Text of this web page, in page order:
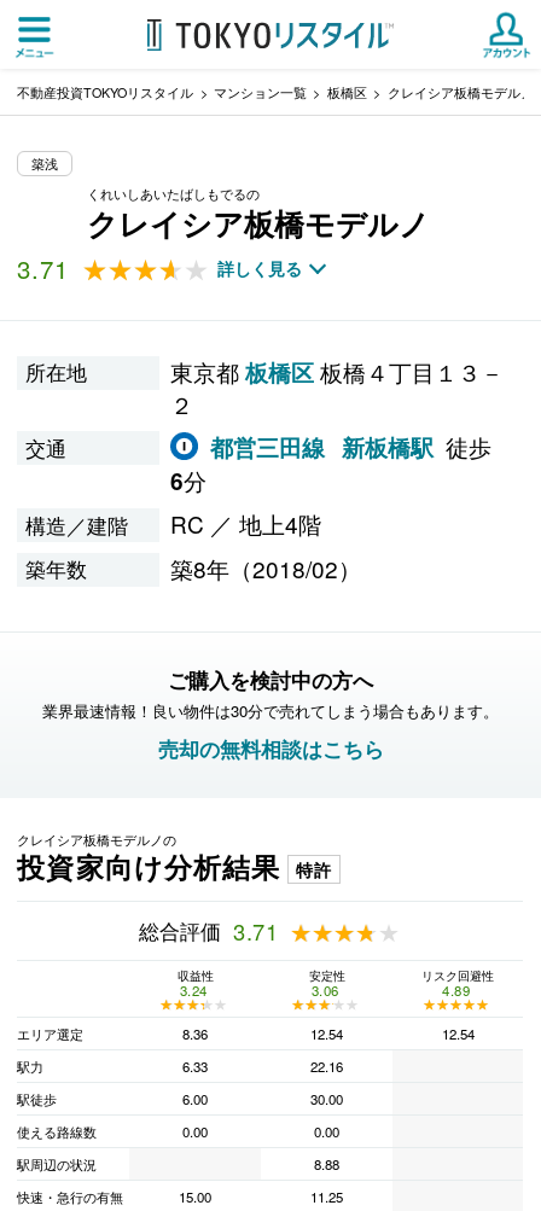
不動産投資TOKYOリスタイル マンション一覧 板橋区 クレイシア板橋モデルノ
築浅
くれいしあいたばしもでるの
クレイシア板橋モデルノ
3.71 ★★★★★
★★★★★ 詳しく見る
所在地 東京都板橋区板橋４丁目１３－
２
交通 都営三田線 新板橋駅 徒歩
6分
構造／建階 RC ／ 地上4階
築年数 築8年（2018/02）
ご購入を検討中の方へ
業界最速情報！良い物件は30分で売れてしまう場合もあります。
売却の無料相談はこちら
クレイシア板橋モデルノの
投資家向け分析結果 特許
総合評価 3.71 ★★★★★
★★★★★
収益性
3.24
★★★★★
★★★★★
安定性
3.06
★★★★★
★★★★★
リスク回避性
4.89
★★★★★
★★★★★
エリア選定
8.36 12.54
12.54
駅力
6.33
22.16
駅徒歩
6.00
30.00
使える路線数
0.00
0.00
駅周辺の状況
8.88
快速・急行の有無
15.00
11.25